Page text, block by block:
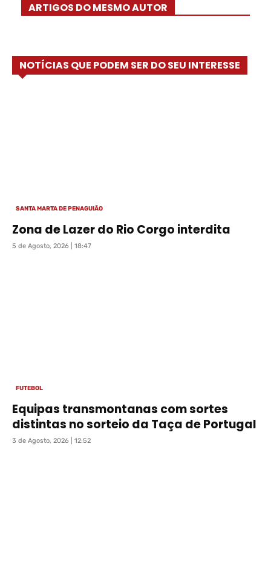
ARTIGOS DO MESMO AUTOR
NOTÍCIAS QUE PODEM SER DO SEU INTERESSE
SANTA MARTA DE PENAGUIÃO
Zona de Lazer do Rio Corgo interdita
5 de Agosto, 2026 | 18:47
FUTEBOL
Equipas transmontanas com sortes
distintas no sorteio da Taça de Portugal
3 de Agosto, 2026 | 12:52